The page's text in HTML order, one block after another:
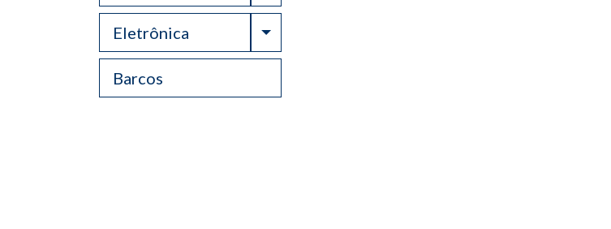
Eletrônica Toggle Dropdown
Barcos